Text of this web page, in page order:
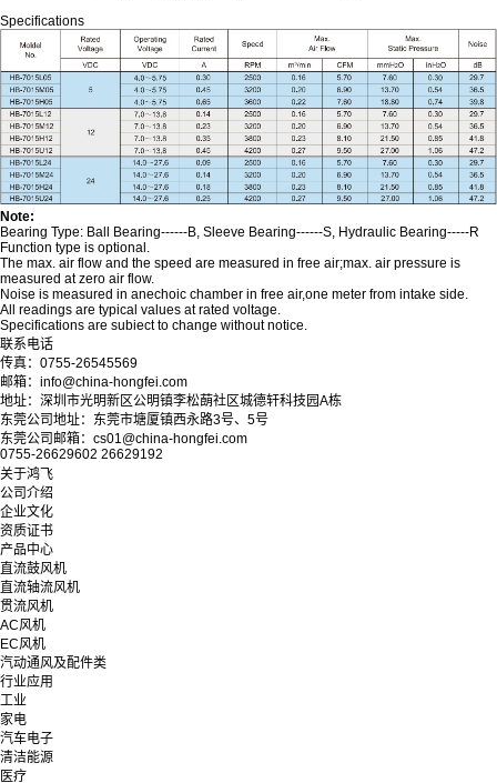
Specifications
Note:
Bearing Type: Ball Bearing------B, Sleeve Bearing------S, Hydraulic Bearing-----R
Function type is optional.
The max. air flow and the speed are measured in free air;max. air pressure is
measured at zero air flow.
Noise is measured in anechoic chamber in free air,one meter from intake side.
All readings are typical values at rated voltage.
Specifications are subiect to change without notice.
联系电话
传真：0755-26545569
邮箱：info@china-hongfei.com
地址：深圳市光明新区公明镇李松蓢社区城德轩科技园A栋
东莞公司地址：东莞市塘厦镇西永路3号、5号
东莞公司邮箱：cs01@china-hongfei.com
0755-26629602 26629192
关于鸿飞
公司介绍
企业文化
资质证书
产品中心
直流鼓风机
直流轴流风机
贯流风机
AC风机
EC风机
汽动通风及配件类
行业应用
工业
家电
汽车电子
清洁能源
医疗